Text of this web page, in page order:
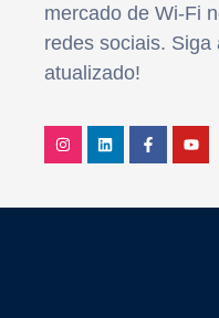
mercado de Wi-Fi
redes sociais.
atualizado!